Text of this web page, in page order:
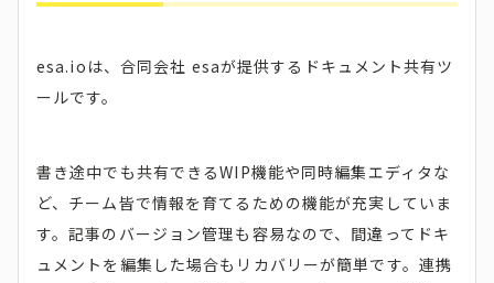
esa.ioは、合同会社 esaが提供するドキュメント共有ツ
ールです。
書き途中でも共有できるWIP機能や同時編集エディタな
ど、チーム皆で情報を育てるための機能が充実していま
す。記事のバージョン管理も容易なので、間違ってドキ
ュメントを編集した場合もリカバリーが簡単です。連携